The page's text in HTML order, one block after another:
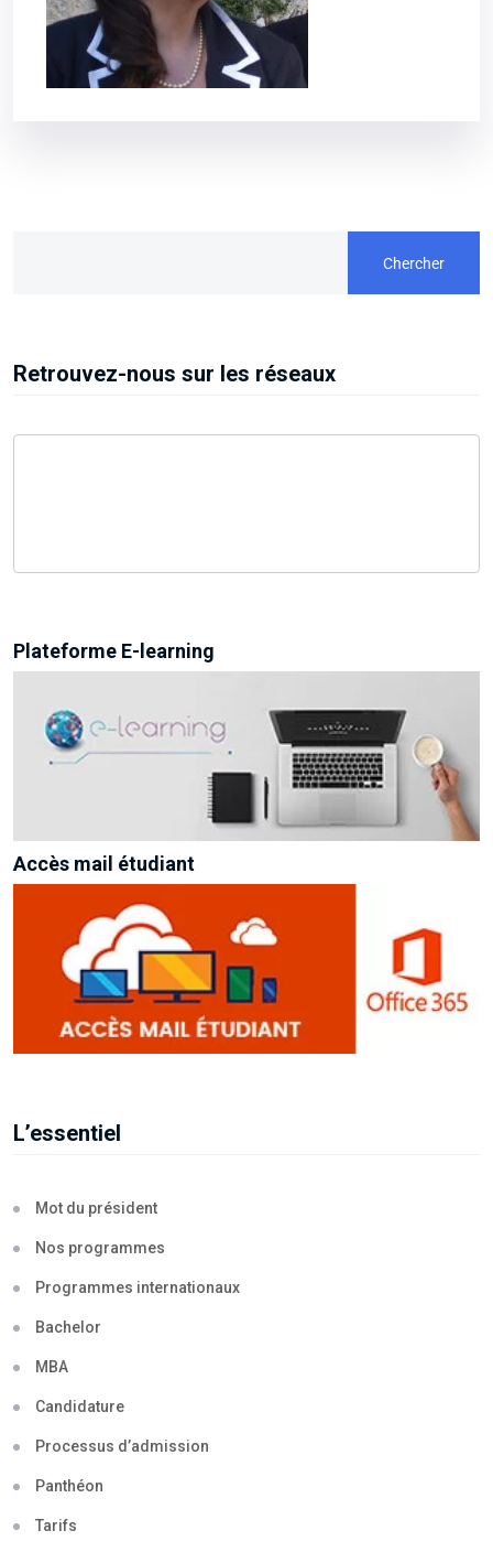
Chercher
Retrouvez-nous sur les réseaux
Plateforme E-learning
Accès mail étudiant
L’essentiel
Mot du président
Nos programmes
Programmes internationaux
Bachelor
MBA
Candidature
Processus d’admission
Panthéon
Tarifs